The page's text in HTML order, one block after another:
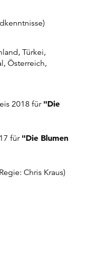
Türkei,
Österreich,
2018 für"Die
für"Die Blumen
Chris Kraus)